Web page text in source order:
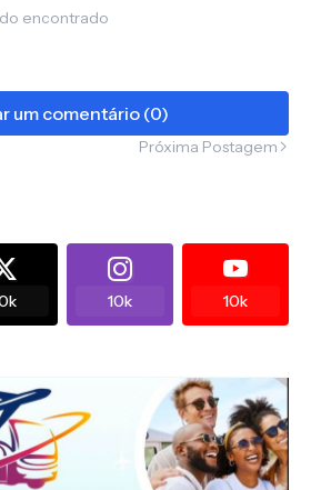
encontrado
um comentário (0)
Próxima Postagem
10k 10k